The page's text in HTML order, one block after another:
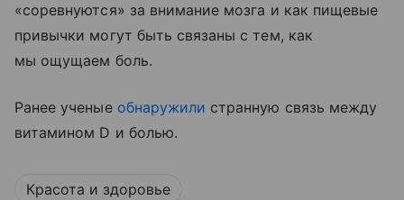
«соревнуются» за внимание мозга и как пищевые
привычки могут быть связаны с тем, как
мы ощущаем боль.
Ранее ученые обнаружили странную связь между
витамином D и болью.
Красота и здоровье